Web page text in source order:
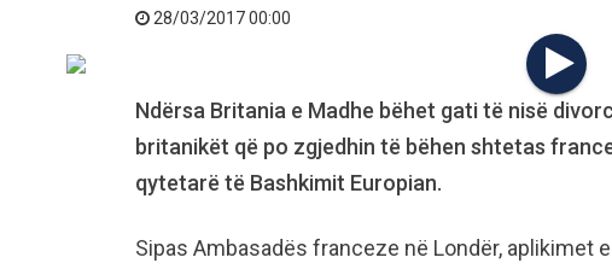
28/03/2017 00:00
Ndërsa Britania e Madhe bëhet gati të nisë
britanikët që po zgjedhin të bëhen shtetas
qytetarë të Bashkimit Europian.
Sipas Ambasadës franceze në Londër, aplikimet